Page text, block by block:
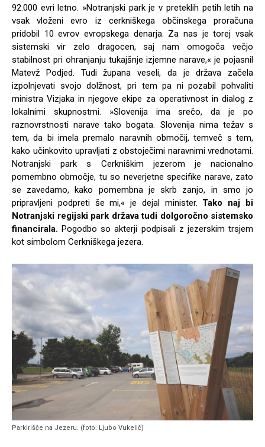
92.000 evri letno. »Notranjski park je v preteklih petih letih na
vsak vloženi evro iz cerkniškega občinskega proračuna
pridobil 10 evrov evropskega denarja. Za nas je torej vsak
sistemski vir zelo dragocen, saj nam omogoča večjo
stabilnost pri ohranjanju tukajšnje izjemne narave,« je pojasnil
Matevž Podjed. Tudi župana veseli, da je država začela
izpolnjevati svojo dolžnost, pri tem pa ni pozabil pohvaliti
ministra Vizjaka in njegove ekipe za operativnost in dialog z
lokalnimi skupnostmi. »Slovenija ima srečo, da je po
raznovrstnosti narave tako bogata. Slovenija nima težav s
tem, da bi imela premalo naravnih območij, temveč s tem,
kako učinkovito upravljati z obstoječimi naravnimi vrednotami.
Notranjski park s Cerkniškim jezerom je nacionalno
pomembno območje, tu so neverjetne specifike narave, zato
se zavedamo, kako pomembna je skrb zanjo, in smo jo
pripravljeni podpreti še mi,« je dejal minister. Tako naj bi
Notranjski regijski park država tudi dolgoročno sistemsko
financirala. Pogodbo so akterji podpisali z jezerskim trsjem
kot simbolom Cerkniškega jezera.
Parkirišče na Jezeru. (foto: Ljubo Vukelič)